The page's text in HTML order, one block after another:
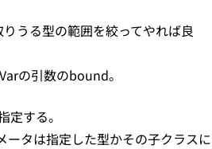
うる型の範囲を絞ってやれば良
の引数のbound。
する。
ータは指定した型かその子クラスに